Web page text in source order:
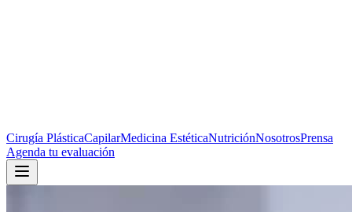
Cirugía PlásticaCapilarMedicina EstéticaNutriciónNosotrosPrensa
Agenda tu evaluación